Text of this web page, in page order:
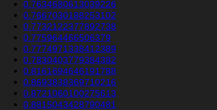
0.7634680613039226
0.7667030188253102
0.7732122377892738
0.775964466506379
0.7774971338412389
0.7830403779384382
0.8161694646191788
0.8693838369710216
0.8721060100275613
0.8815043428790481